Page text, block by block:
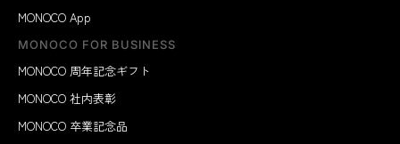
MONOCO App
MONOCO FOR BUSINESS
MONOCO 周年記念ギフト
MONOCO 社内表彰
MONOCO 卒業記念品